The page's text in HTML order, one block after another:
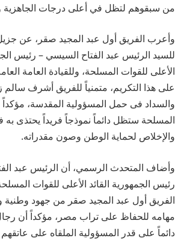
من سبقوهم لتظل في أعلى درجات الجاهزية
وأعرب الفريق أول عبد المجيد صقر، عن
للسيد الرئيس عبد الفتاح السيسي – رئيس
الأعلى للقوات المسلحة، وللقيادة العامة
على هذا التكريم، متمنياً للفريق أشرف سالم
والسداد فى حمل المسؤولية المقدسة، مؤكداً
المسلحة ستظل دائماً نموذجاً فريداً يحتذى به
والإخلاص لحماية الوطن وصون مقدراته.
وأضاف المتحدث الرسمي، أن الرئيس عبد
رئيس الجمهورية القائد الأعلى للقوات
الفريق أول عبد المجيد صقر من جهود وطنية
مهامه للحفاظ على تراب مصر، مؤكداً أن
دائماً على قدر المسؤولية الملقاه على